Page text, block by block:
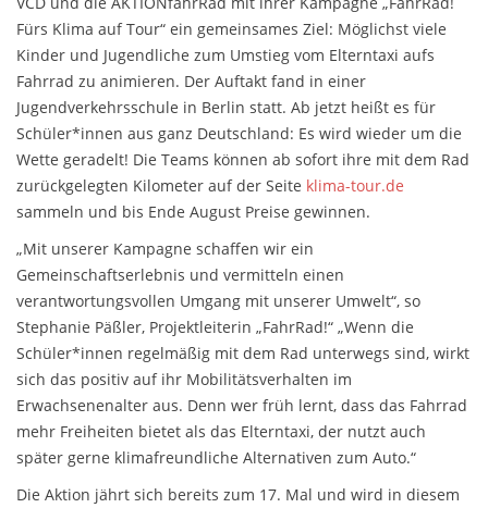
Fürs Klima auf Tour“ ein gemeinsames Ziel: Möglichst viele
Kinder und Jugendliche zum Umstieg vom Elterntaxi aufs
Fahrrad zu animieren. Der Auftakt fand in einer
Jugendverkehrsschule in Berlin statt. Ab jetzt heißt es für
Schüler*innen aus ganz Deutschland: Es wird wieder um die
Wette geradelt! Die Teams können ab sofort ihre mit dem Rad
zurückgelegten Kilometer auf der Seite klima-tour.de
sammeln und bis Ende August Preise gewinnen.
„Mit unserer Kampagne schaffen wir ein
Gemeinschaftserlebnis und vermitteln einen
verantwortungsvollen Umgang mit unserer Umwelt“, so
Stephanie Päßler, Projektleiterin „FahrRad!“ „Wenn die
Schüler*innen regelmäßig mit dem Rad unterwegs sind, wirkt
sich das positiv auf ihr Mobilitätsverhalten im
Erwachsenenalter aus. Denn wer früh lernt, dass das Fahrrad
mehr Freiheiten bietet als das Elterntaxi, der nutzt auch
später gerne klimafreundliche Alternativen zum Auto.“
Die Aktion jährt sich bereits zum 17. Mal und wird in diesem